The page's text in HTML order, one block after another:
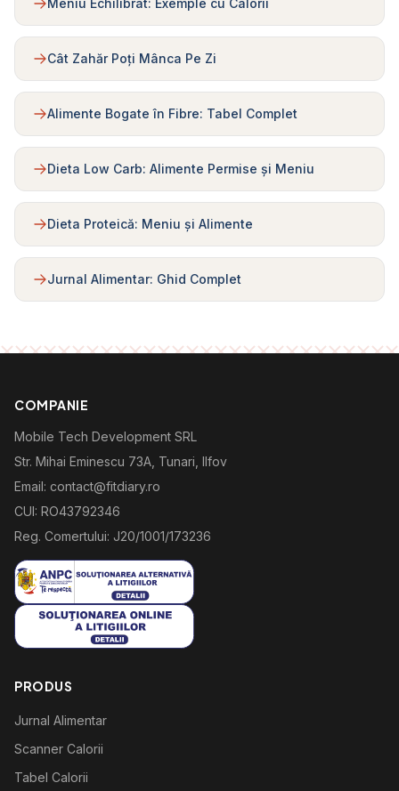
Meniu Echilibrat: Exemple cu Calorii
Cât Zahăr Poți Mânca Pe Zi
Alimente Bogate în Fibre: Tabel Complet
Dieta Low Carb: Alimente Permise și Meniu
Dieta Proteică: Meniu și Alimente
Jurnal Alimentar: Ghid Complet
COMPANIE
Mobile Tech Development SRL
Str. Mihai Eminescu 73A, Tunari, Ilfov
Email: contact@fitdiary.ro
CUI: RO43792346
Reg. Comertului: J20/1001/173236
PRODUS
Jurnal Alimentar
Scanner Calorii
Tabel Calorii